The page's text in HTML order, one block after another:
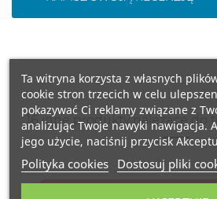
16 inne produkty należące do
Ta witryna korzysta z własnych
cookie stron trzecich w celu
pokazywać Ci reklamy związane z
analizując Twoje nawyki nawigacja.
jego użycie, naciśnij przycisk
Polityka cookies Dostosuj pliki